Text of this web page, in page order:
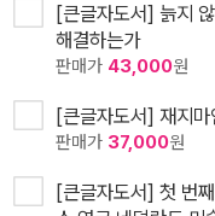
[큰글자도서] 늙지
해결하는가
판매가 43,000원
[큰글자도서] 재지
판매가 37,000원
[큰글자도서] 첫 번